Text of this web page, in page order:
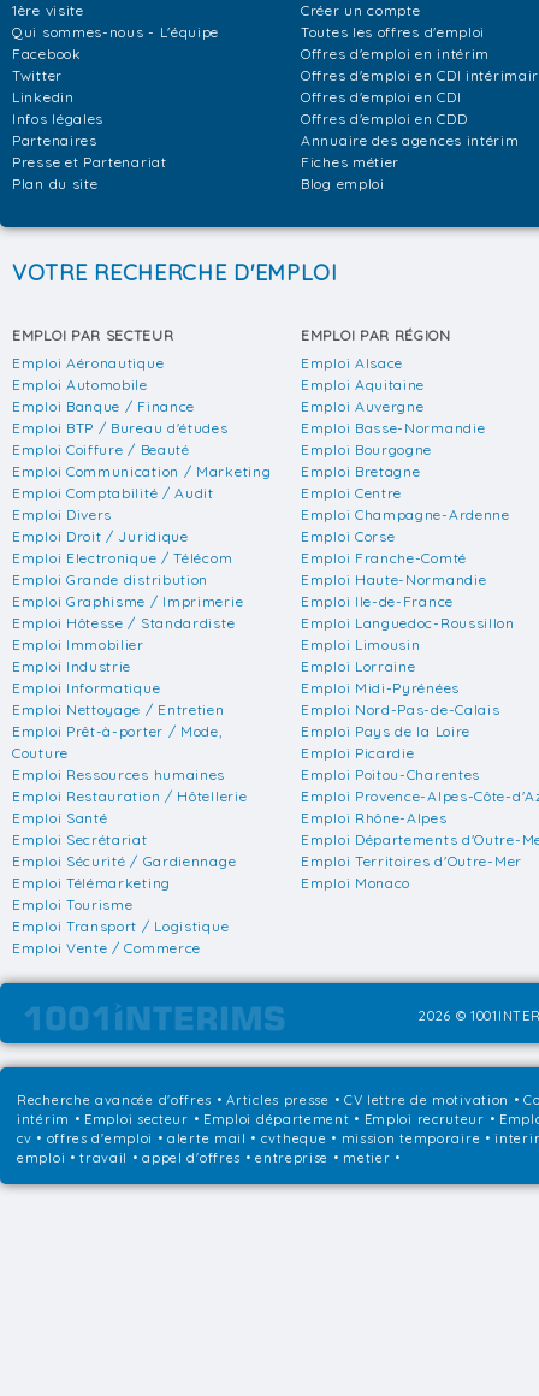
1ère visite
Qui sommes-nous - L'équipe
Facebook
Twitter
Linkedin
Infos légales
Partenaires
Presse et Partenariat
Plan du site
Créer un compte
Toutes les offres d'emploi
Offres d'emploi en intérim
Offres d'emploi en CDI
Offres d'emploi en CDI
Offres d'emploi en CDD
Annuaire des agences intérim
Fiches métier
Blog emploi
VOTRE RECHERCHE D'EMPLOI
EMPLOI PAR SECTEUR
Emploi Aéronautique
Emploi Automobile
Emploi Banque / Finance
Emploi BTP / Bureau d'études
Emploi Coiffure / Beauté
Emploi Communication / Marketing
Emploi Comptabilité / Audit
Emploi Divers
Emploi Droit / Juridique
Emploi Electronique / Télécom
Emploi Grande distribution
Emploi Graphisme / Imprimerie
Emploi Hôtesse / Standardiste
Emploi Immobilier
Emploi Industrie
Emploi Informatique
Emploi Nettoyage / Entretien
Emploi Prêt-à-porter / Mode,
Couture
Emploi Ressources humaines
Emploi Restauration / Hôtellerie
Emploi Santé
Emploi Secrétariat
Emploi Sécurité / Gardiennage
Emploi Télémarketing
Emploi Tourisme
Emploi Transport / Logistique
Emploi Vente / Commerce
EMPLOI PAR RÉGION
Emploi Alsace
Emploi Aquitaine
Emploi Auvergne
Emploi Basse-Normandie
Emploi Bourgogne
Emploi Bretagne
Emploi Centre
Emploi Champagne-Ardenne
Emploi Corse
Emploi Franche-Comté
Emploi Haute-Normandie
Emploi Ile-de-France
Emploi Languedoc-Roussillon
Emploi Limousin
Emploi Lorraine
Emploi Midi-Pyrénées
Emploi Nord-Pas-de-Calais
Emploi Pays de la Loire
Emploi Picardie
Emploi Poitou-Charentes
Emploi Provence-Alpes-Côte-
Emploi Rhône-Alpes
Emploi Départements d'Outre-
Emploi Territoires d'Outre-Mer
Emploi Monaco
2026 ©
Recherche avancée d'offres •Articles presse • CV lettre de motivation •
intérim • Emploi secteur • Emploi département • Emploi recruteur •
cv • offres d'emploi • alerte mail • cvtheque • mission temporaire •
emploi • travail • appel d'offres • entreprise • metier •